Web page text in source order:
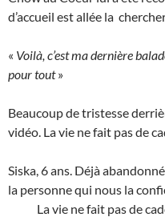
d’accueil est allée la
« Voilà, c’est ma dernière
pour tout»
Beaucoup de tristesse
vidéo. La vie ne fait pas de
Siska, 6 ans. Déjà
la personne qui
La vie ne fait pas de